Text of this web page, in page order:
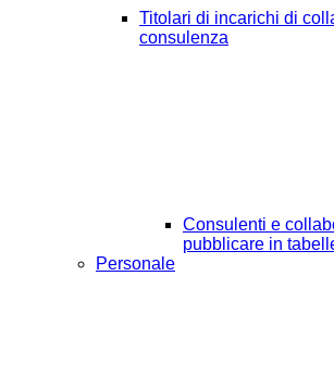
Titolari di incarichi di
consulenza
Consulenti e
pubblicare in
Personale